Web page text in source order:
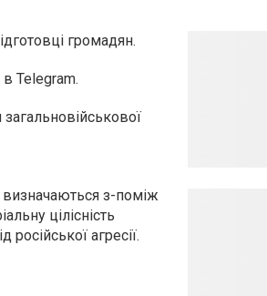
громадян.
Telegram.
визначаються з-поміж
цілісність
агресії.